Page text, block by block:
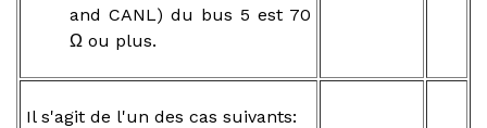
and CANL) du bus 5 est 70
Ω ou plus.
Il s'agit de l'un des cas suivants: